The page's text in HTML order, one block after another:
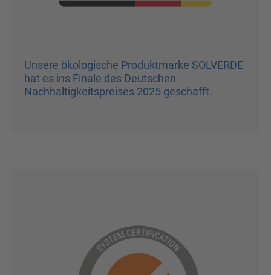
Unsere ökologische Produktmarke SOLVERDE
hat es ins Finale des Deutschen
Nachhaltigkeitspreises 2025 geschafft.